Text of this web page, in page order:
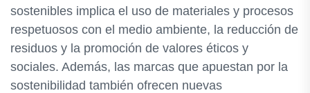
sostenibles implica el uso de materiales y procesos
respetuosos con el medio ambiente, la reducción de
residuos y la promoción de valores éticos y
sociales. Además, las marcas que apuestan por la
sostenibilidad también ofrecen nuevas